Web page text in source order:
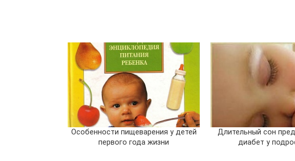
Особенности пищеварения у детей
первого года жизни
Длительный сон
диабет у